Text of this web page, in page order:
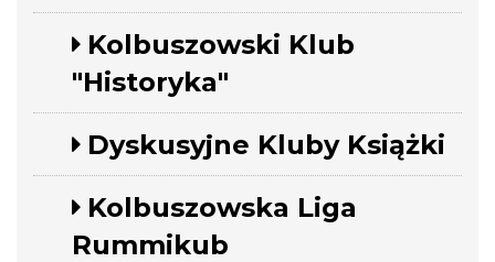
Kolbuszowski Klub
"Historyka"
Dyskusyjne Kluby Książki
Kolbuszowska Liga
Rummikub